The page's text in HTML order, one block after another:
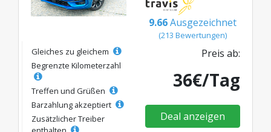
9.66 Ausgezeichnet
(213 Bewertungen)
Gleiches zu gleichem
Begrenzte Kilometerzahl
Treffen und Grüßen
Barzahlung akzeptiert
Zusätzlicher Treiber
Preis ab:
36€/Tag
Deal anzeigen